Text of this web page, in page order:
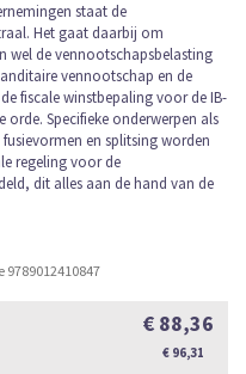
staat de
Het gaat daarbij om
wel de vennootschapsbelasting
vennootschap en de
fiscale winstbepaling voor de IB-
Specifieke onderwerpen als
en splitsing worden
regeling voor de
dit alles aan de hand van de
9789012410847
€ 88,36
€ 96,31